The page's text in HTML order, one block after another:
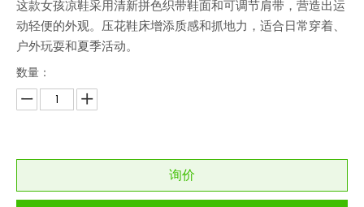
这款女孩凉鞋采用清新拼色织带鞋面和可调节肩带，营造出运
动轻便的外观。压花鞋床增添质感和抓地力，适合日常穿着、
户外玩耍和夏季活动。
数量：
询价